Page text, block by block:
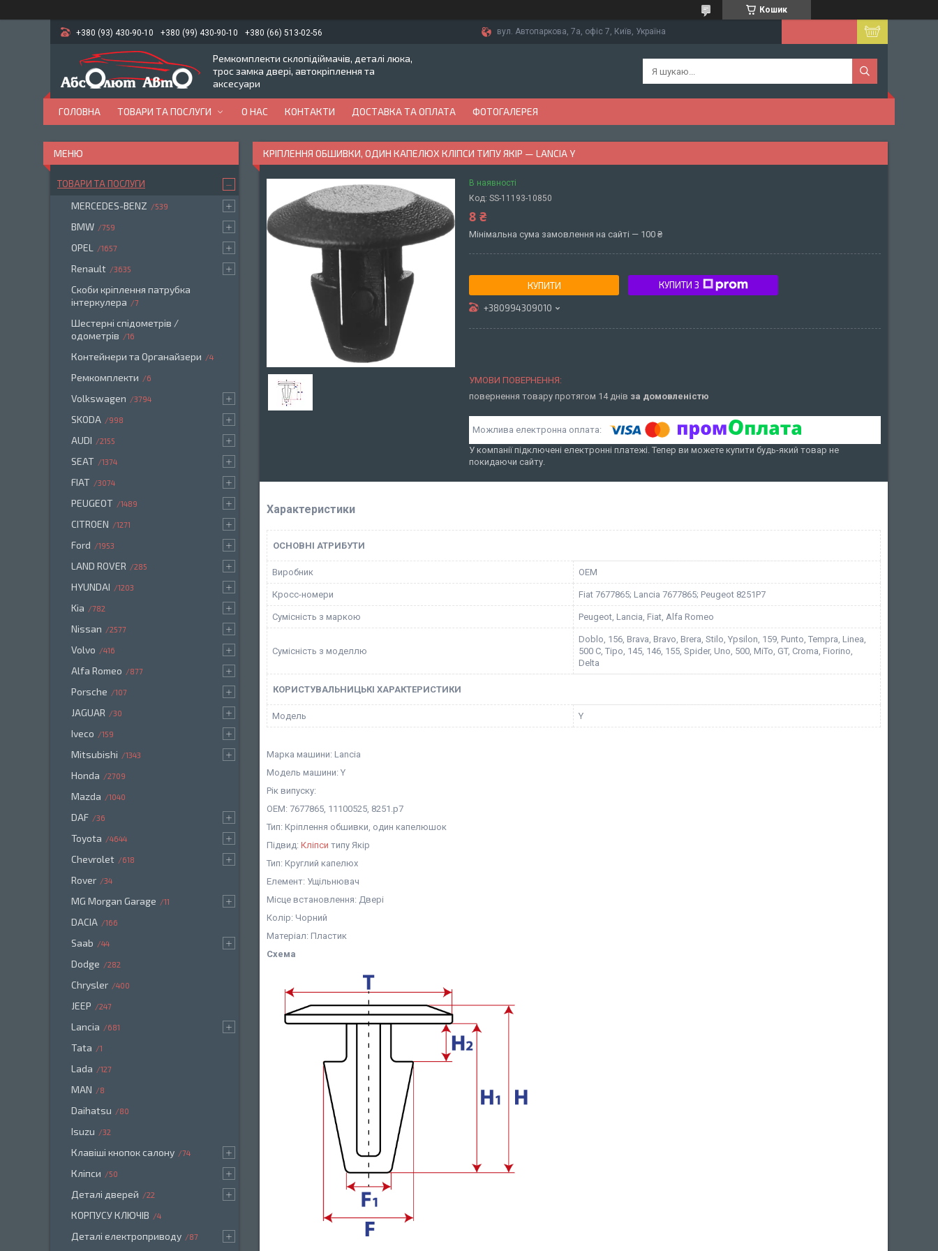
Кошик
+380 (93) 430-90-10 +380 (99) 430-90-10 +380 (66) 513-02-56 вул. Автопаркова, 7а, офіс 7, Київ, Україна
Ремкомплекти склопідіймачів, деталі люка,
трос замка двері, автокріплення та
аксесуари
ГОЛОВНА ТОВАРИ ТА ПОСЛУГИ О НАС КОНТАКТИ ДОСТАВКА ТА ОПЛАТА ФОТОГАЛЕРЕЯ
КРІПЛЕННЯ ОБШИВКИ, ОДИН КАПЕЛЮХ КЛІПСИ ТИПУ ЯКІР — LANCIA Y
В наявності
Код: SS-11193-10850
8 ₴
Мінімальна сума замовлення на сайті — 100 ₴
КУПИТИ КУПИТИ З
+380994309010
повернення товару протягом 14 днів за домовленістю
У компанії підключені електронні платежі. Тепер ви можете купити будь-який товар не
покидаючи сайту.
Характеристики
ОСНОВНІ АТРИБУТИ
Виробник OEM
Кросс-номери Fiat 7677865; Lancia 7677865; Peugeot 8251P7
Сумісність з маркою Peugeot, Lancia, Fiat, Alfa Romeo
Сумісність з моделлю
Doblo, 156, Brava, Bravo, Brera, Stilo, Ypsilon, 159, Punto, Tempra, Linea,
500 C, Tipo, 145, 146, 155, Spider, Uno, 500, MiTo, GT, Croma, Fiorino,
Delta
КОРИСТУВАЛЬНИЦЬКІ ХАРАКТЕРИСТИКИ
Мoдель Y
Марка машини: Lancia
Модель машини: Y
Рік випуску:
OEM: 7677865, 11100525, 8251.p7
Тип: Кріплення обшивки, один капелюшок
Підвид: Кліпси типу Якір
Тип: Круглий капелюх
Елемент: Ущільнювач
Місце встановлення: Двері
Колір: Чорний
Матеріал: Пластик
Схема
ТОВАРИ ТА ПОСЛУГИ
MERCEDES-BENZ 539
BMW 759
OPEL 1657
Renault 3635
Скоби кріплення патрубка
інтеркулера
7
Шестерні спідометрів /
одометрів
16
Контейнери та Органайзери 4
Ремкомплекти 6
Volkswagen 3794
SKODA 998
AUDI 2155
SEAT 1374
FIAT 3074
PEUGEOT 1489
CITROEN 1271
Ford 1953
LAND ROVER 285
HYUNDAI 1203
Kia 782
Nissan 2577
Volvo 416
Alfa Romeo 877
Porsche 107
JAGUAR 30
Iveco 159
Mitsubishi 1343
Honda 2709
Mazda 1040
DAF 36
Toyota 4644
Chevrolet 618
Rover 34
MG Morgan Garage 11
DACIA 166
Saab 44
Dodge 282
Chrysler 400
JEEP 247
Lancia 681
Tata 1
Lada 127
MAN 8
Daihatsu 80
Isuzu 32
Клавіші кнопок салону 74
Кліпси 50
Деталі дверей 22
КОРПУСУ КЛЮЧІВ 4
Деталі електроприводу 87